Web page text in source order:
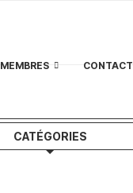
MEMBRES CONTACT
CATÉGORIES